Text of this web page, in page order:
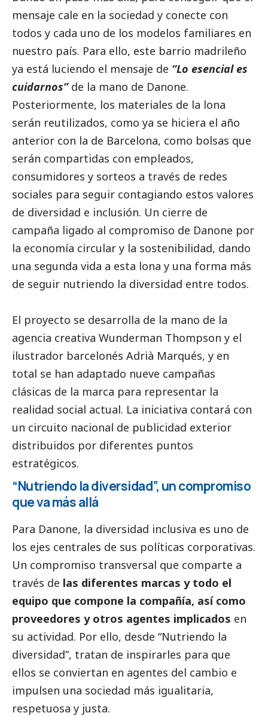
mensaje cale en la sociedad y conecte con
todos y cada uno de los modelos familiares en
nuestro país. Para ello, este barrio madrileño
ya está luciendo el mensaje de “Lo esencial es
cuidarnos” de la mano de Danone.
Posteriormente, los materiales de la lona
serán reutilizados, como ya se hiciera el año
anterior con la de Barcelona, como bolsas que
serán compartidas con empleados,
consumidores y sorteos a través de redes
sociales para seguir contagiando estos valores
de diversidad e inclusión. Un cierre de
campaña ligado al compromiso de Danone por
la economía circular y la sostenibilidad, dando
una segunda vida a esta lona y una forma más
de seguir nutriendo la diversidad entre todos.
El proyecto se desarrolla de la mano de la
agencia creativa Wunderman Thompson y el
ilustrador barcelonés Adrià Marqués, y en
total se han adaptado nueve campañas
clásicas de la marca para representar la
realidad social actual. La iniciativa contará con
un circuito nacional de publicidad exterior
distribuidos por diferentes puntos
estratégicos.
“Nutriendo la diversidad”, un compromiso
que va más allá
Para Danone, la diversidad inclusiva es uno de
los ejes centrales de sus políticas corporativas.
Un compromiso transversal que comparte a
través de las diferentes marcas y todo el
equipo que compone la compañía, así como
proveedores y otros agentes implicados en
su actividad. Por ello, desde “Nutriendo la
diversidad”, tratan de inspirarles para que
ellos se conviertan en agentes del cambio e
impulsen una sociedad más igualitaria,
respetuosa y justa.